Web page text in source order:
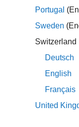
로팅하는 코드 자동
룩업 테이블로
Lookup Table항목
Portugal
Sweden
Switzerland
Deutsch
English
Français
United